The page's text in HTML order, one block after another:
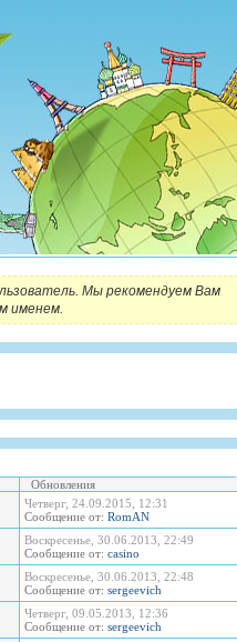
Мы рекомендуем Вам
именем.
Обновления
Четверг, 24.09.2015, 12:31
Сообщение от: RomAN
Воскресенье, 30.06.2013, 22:49
Сообщение от: casino
Воскресенье, 30.06.2013, 22:48
Сообщение от: sergeevich
Четверг, 09.05.2013, 12:36
Сообщение от: sergeevich